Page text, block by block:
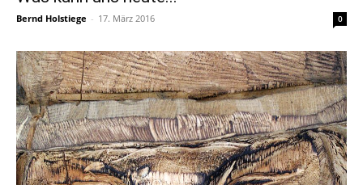
Bernd Holstiege - 17. März 2016 0